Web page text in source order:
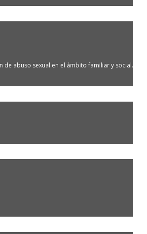
de abuso sexual en el ámbito familiar y social.